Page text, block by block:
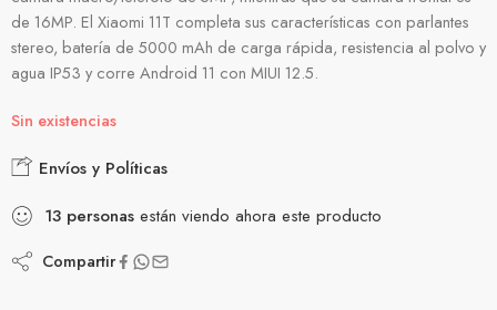
de 16MP. El Xiaomi 11T completa sus características con parlantes
stereo, batería de 5000 mAh de carga rápida, resistencia al polvo y
agua IP53 y corre Android 11 con MIUI 12.5.
Sin existencias
Envíos y Políticas
13 personas están viendo ahora este producto
Compartir